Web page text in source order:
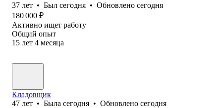
37 лет • Был сегодня • Обновлено сегодня
180 000 ₽
Активно ищет работу
Общий опыт
15 лет 4 месяца
Кладовщик
47 лет • Была сегодня • Обновлено сегодня